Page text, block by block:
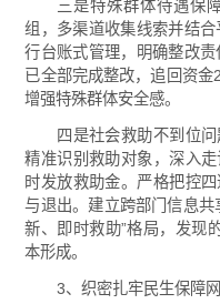
三是特殊群体待遇保
组，多渠道收集线索并结
行台账式管理，明确整改
已全部完成整改，追回资
增强特殊群体安全感。
四是社会救助不到位
精准识别救助对象，深入
时发放救助金。严格把控
与退出。建立跨部门信息
新、即时救助”格局，发现
本形成。
3、织密扎牢民生保障